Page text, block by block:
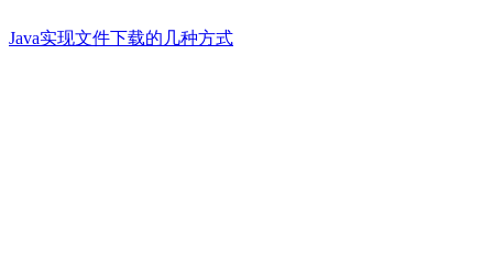
Java实现文件下载的几种方式